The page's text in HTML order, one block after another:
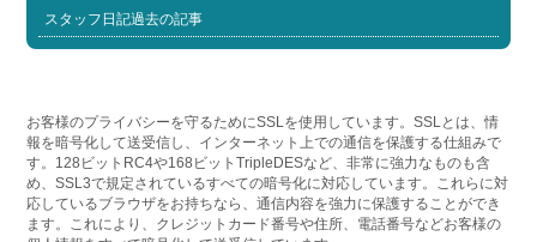
スタッフ日記過去の記事
お客様のプライバシーを守るためにSSLを使用しています。SSLとは、情
報を暗号化して送受信し、インターネット上での通信を保護する仕組みで
す。128ビットRC4や168ビットTripleDESなど、非常に強力なものも含
め、SSL3で規定されているすべての暗号化に対応しています。これらに対
応しているブラウザをお持ちなら、通信内容を強力に保護することができ
ます。これにより、クレジットカード番号や住所、電話番号などお客様の